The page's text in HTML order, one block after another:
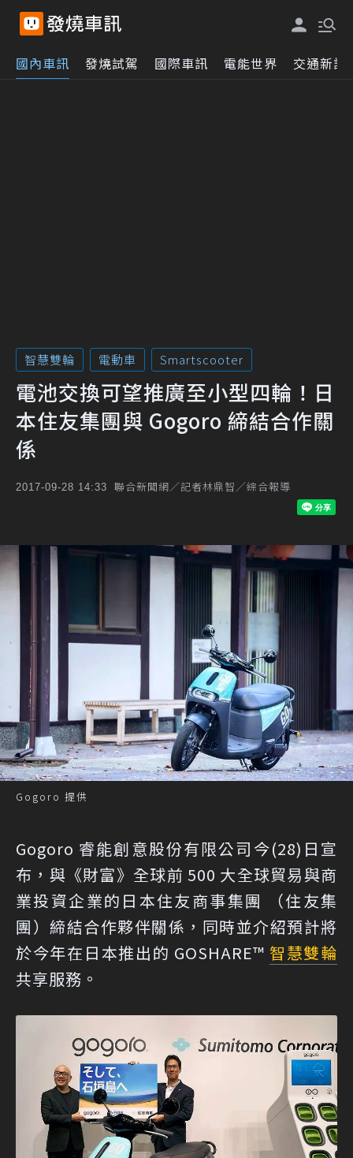
國內車訊 發燒試駕 國際車訊 電能世界 交通新訊
智慧雙輪 電動車 Smartscooter
電池交換可望推廣至小型四輪！日
本住友集團與 Gogoro 締結合作關
係
2017-09-28 14:33 聯合新聞網／記者林鼎智／綜合報導
Gogoro 提供
Gogoro 睿能創意股份有限公司今(28)日宣
布，與《財富》全球前 500 大全球貿易與商
業投資企業的日本住友商事集團 （住友集
團）締結合作夥伴關係，同時並介紹預計將
於今年在日本推出的 GOSHARE™ 智慧雙輪
共享服務。